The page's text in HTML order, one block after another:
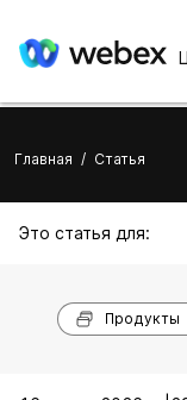
Главная / Статья
Это статья для:
Продукты